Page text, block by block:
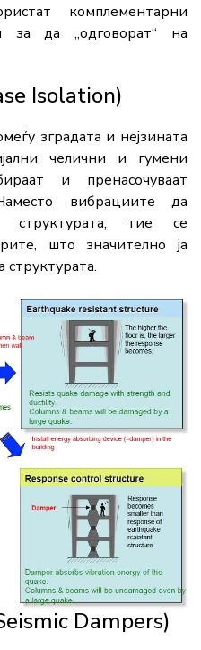
комплементарни
за да „одговорат“ на
Isolation)
зградата и нејзината
челични и гумени
и пренасочуваат
вибрациите да
тие се
што значително ја
структурата.
Dampers)